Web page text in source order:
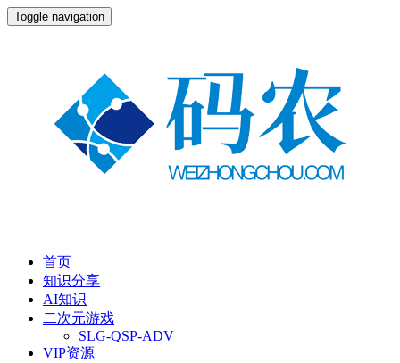
Toggle navigation
首页
知识分享
AI知识
二次元游戏
SLG-QSP-ADV
VIP资源